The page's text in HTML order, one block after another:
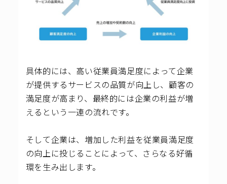
具体的には、高い従業員満足度によって企業
が提供するサービスの品質が向上し、顧客の
満足度が高まり、最終的には企業の利益が増
えるという一連の流れです。
そして企業は、増加した利益を従業員満足度
の向上に投じることによって、さらなる好循
環を生み出します。